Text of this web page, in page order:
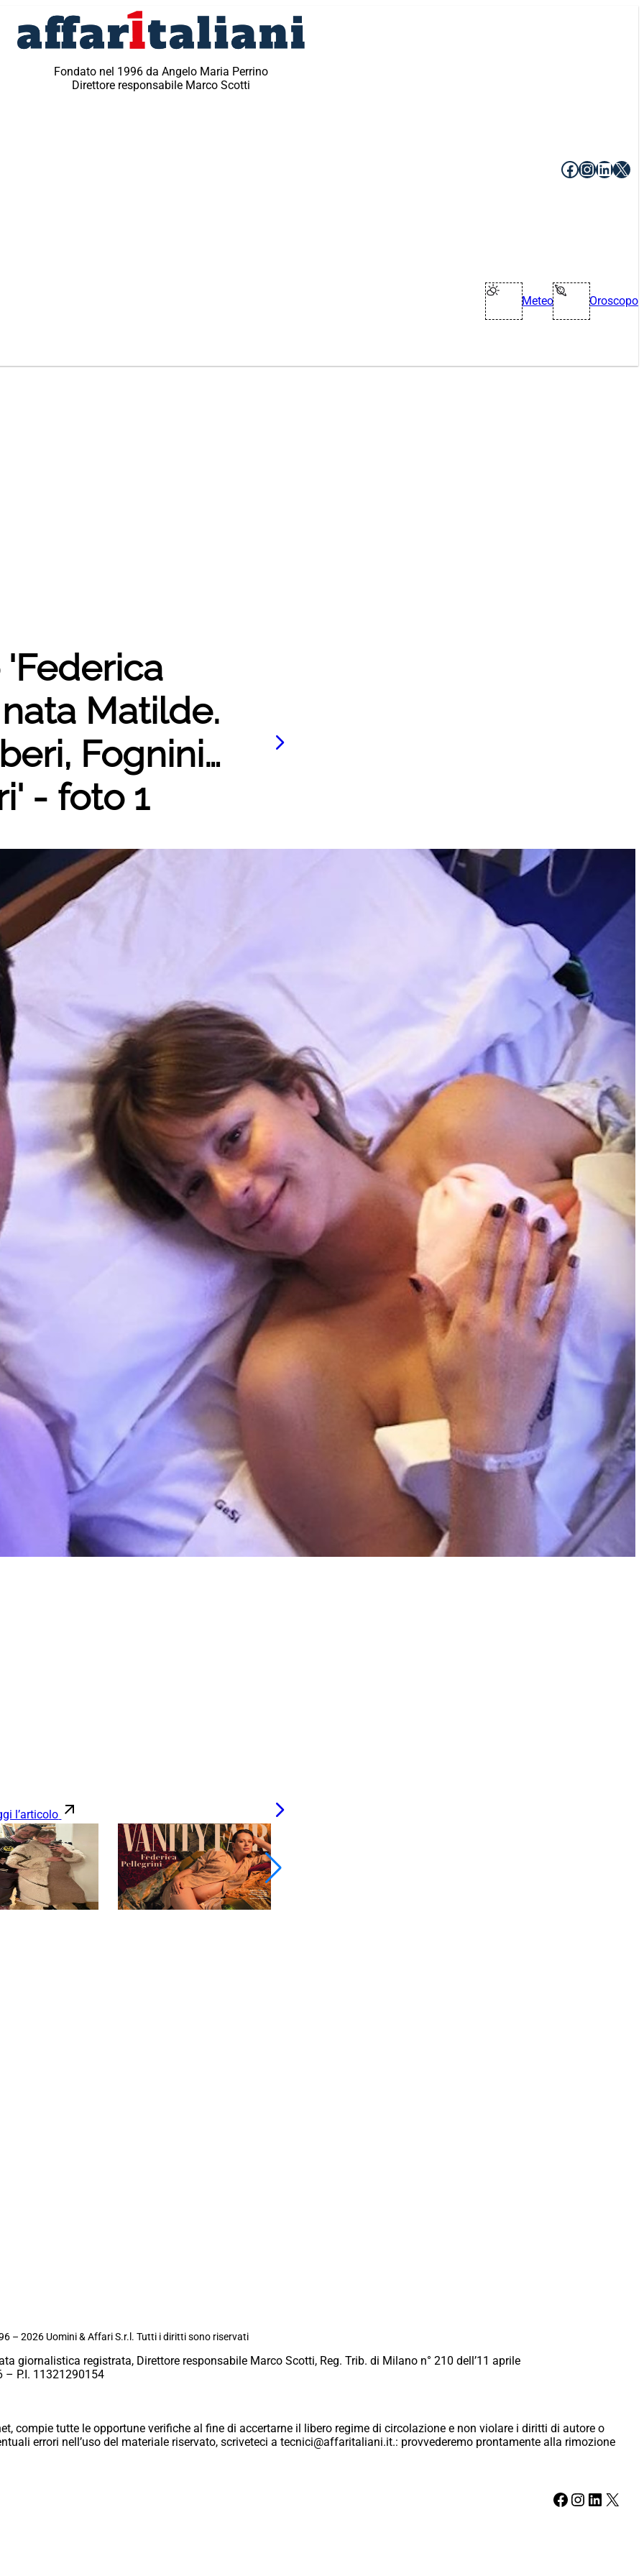
Fondato nel 1996 da Angelo Maria Perrino
Direttore responsabile Marco Scotti
Facebook
X
Meteo Oroscopo
Matilde.
Fognini…
- foto 1
l’articolo
Trump e il grande bluff del “Board
of Peace” a Gaza. Avviato il primo
progetto: ma è una base militare
La Lombardia rafforza il patto con
le imprese per la competitività e il
lavoro
Seggiovia Palafavera bloccata da
un fulmine: paura in quota per una
famiglia e i loro cani
Latemar, ragazzina precipita per 50
metri durante un’escursione con i
genitori: cosa è successo
– 2026 Uomini & Affari S.r.l. Tutti i diritti sono riservati
giornalistica registrata, Direttore responsabile Marco Scotti, Reg. Trib. di Milano n° 210 dell’11 aprile
– P.I. 11321290154
compie tutte le opportune verifiche al fine di accertarne il libero regime di circolazione e non violare i diritti di autore o
errori nell’uso del materiale riservato, scriveteci a tecnici@affaritaliani.it.: provvederemo prontamente alla rimozione
Facebook Instagram LinkedIn X